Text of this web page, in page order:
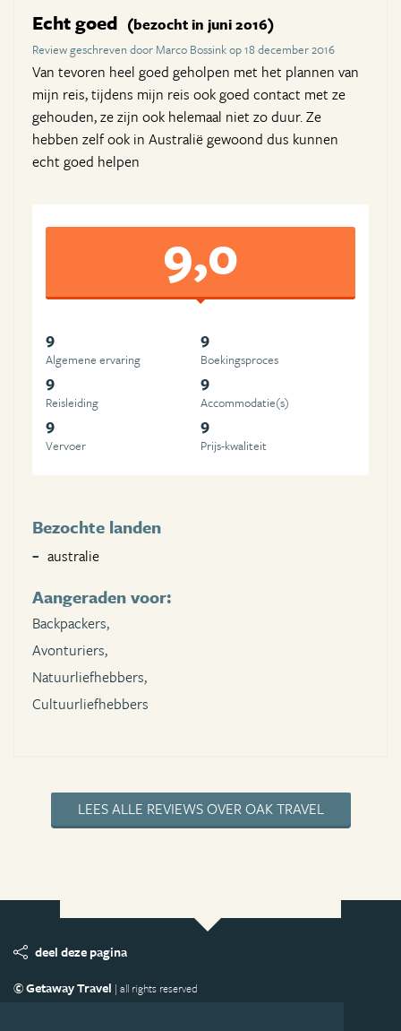
Echt goed (bezocht in juni 2016)
Review geschreven door Marco Bossink op 18 december 2016
Van tevoren heel goed geholpen met het plannen van
mijn reis, tijdens mijn reis ook goed contact met ze
gehouden, ze zijn ook helemaal niet zo duur. Ze
hebben zelf ook in Australië gewoond dus kunnen
echt goed helpen
9,0
9
Algemene ervaring
9
Boekingsproces
9
Reisleiding
9
Accommodatie(s)
9
Vervoer
9
Prijs-kwaliteit
Bezochte landen
australie
Aangeraden voor:
Backpackers,
Avonturiers,
Natuurliefhebbers,
Cultuurliefhebbers
LEES ALLE REVIEWS OVER OAK TRAVEL
deel deze pagina
© Getaway Travel | all rights reserved